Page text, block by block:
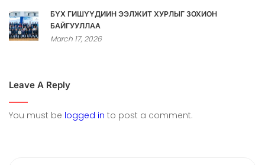
БҮХ ГИШҮҮДИЙН ЭЭЛЖИТ ХУРЛЫГ ЗОХИОН
БАЙГУУЛЛАА
March 17, 2026
Leave A Reply
You must be logged in to post a comment.